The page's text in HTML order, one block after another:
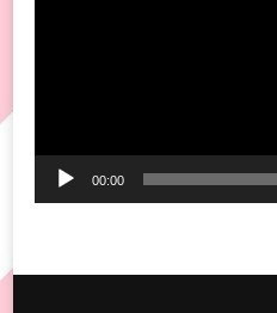
00:00